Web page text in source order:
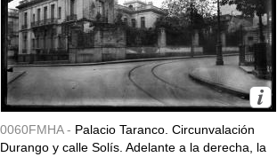
0060FMHA - Palacio Taranco. Circunvalación
Durango y calle Solís. Adelante a la derecha, la